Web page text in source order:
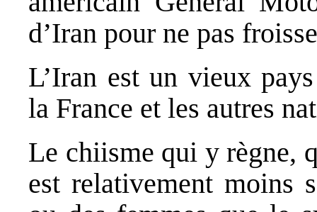
d’Iran pour ne pas
L’Iran est un vieux
la France et les autres
Le chiisme qui y règne,
est relativement moins